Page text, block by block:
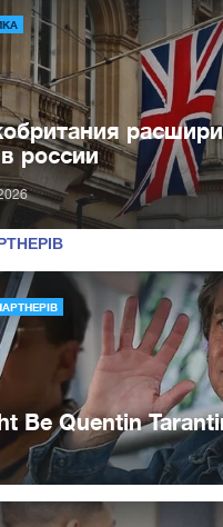
россии